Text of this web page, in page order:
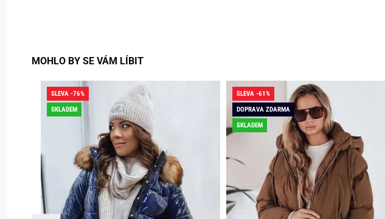
MOHLO BY SE VÁM LÍBIT
SLEVA -76%
SKLADEM
SLEVA -61%
DOPRAVA ZDARMA
SKLADEM